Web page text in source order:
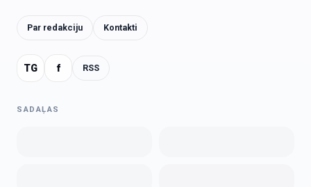
Par redakciju Kontakti
TG f RSS
SADAĻAS